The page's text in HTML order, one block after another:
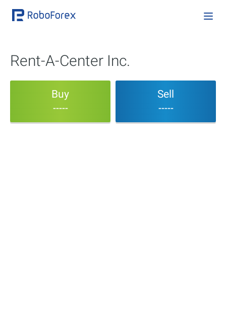
Rent-A-Center Inc.
Buy
-----
Sell
-----